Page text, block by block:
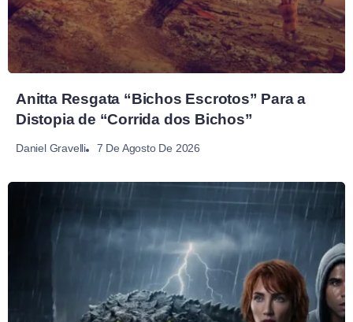
Anitta Resgata “Bichos Escrotos” Para a
Distopia de “Corrida dos Bichos”
Daniel Gravelli 7 De Agosto De 2026